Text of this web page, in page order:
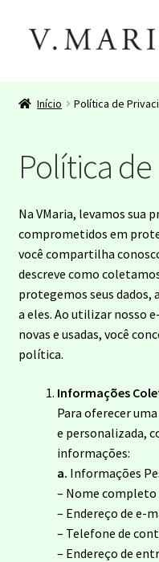
Pular
para
Pular
para
About
Cart
Cart
Checkout
Checkout
Collections
Início Política de
Política
Na VMaria, levamos sua
comprometidos em
você compartilha
descreve como
protegemos seus dados,
a eles. Ao utilizar nosso
novas e usadas, você
política.
Informações
Para oferecer
e personalizada,
informações:
a. Informações
– Nome completo
– Endereço de e-
– Telefone de
– Endereço de